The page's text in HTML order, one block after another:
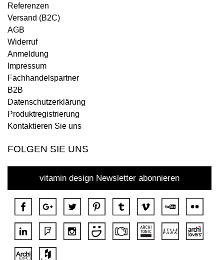
Referenzen
Versand (B2C)
AGB
Widerruf
Anmeldung
Impressum
Fachhandelspartner
B2B
Datenschutzerklärung
Produktregistrierung
Kontaktieren Sie uns
FOLGEN SIE UNS
vitamin design Newsletter abonnieren